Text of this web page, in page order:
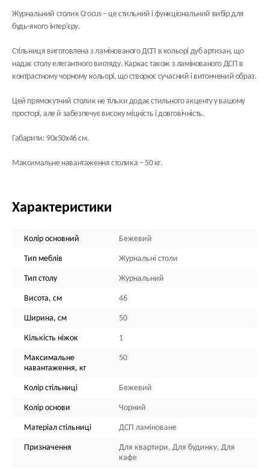
Журнальний столик Crocus – це стильний і функціональний вибір для
будь-якого інтер'єру.
Стільниця виготовлена з ламінованого ДСП в кольорі дуб артизан, що
надає столу елегантного вигляду. Каркас також з ламінованого ДСП в
контрастному чорному кольорі, що створює сучасний і витончений образ.
Цей прямокутний столик не тільки додає стильного акценту у вашому
просторі, але й забезпечує високу міцність і довговічність.
Габарити: 90х50х46 см.
Максимальне навантаження столика – 50 кг.
Характеристики
Колір основний Бежевий
Тип меблів Журнальні столи
Тип столу Журнальний
Висота, см 46
Ширина, см 50
Кількість ніжок 1
Максимальне
навантаження, кг
50
Колір стільниці Бежевий
Колір основи Чорний
Матеріал стільниці ДСП ламіноване
Призначення
Для квартири, Для будинку, Для
кафе